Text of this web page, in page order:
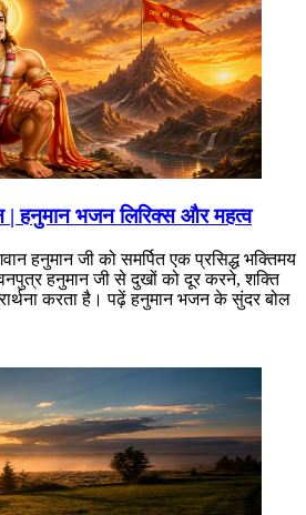
हनुमान भजन लिरिक्स और महत्व
हनुमान जी को समर्पित एक प्रसिद्ध भक्तिमय
हनुमान जी से दुखों को दूर करने, शक्ति
करता है। पढ़ें हनुमान भजन के सुंदर बोल